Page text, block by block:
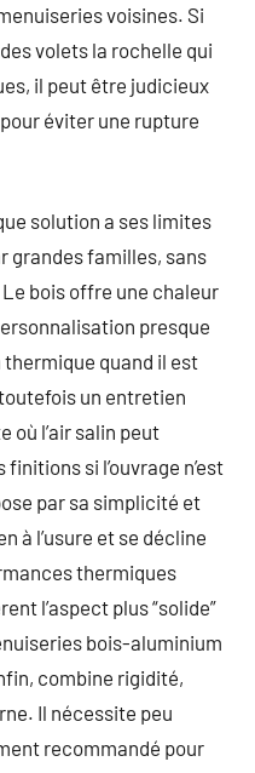
voisines. Si
volets la rochelle qui
il peut être judicieux
éviter une rupture
solution a ses limites
grandes familles, sans
bois offre une chaleur
presque
quand il est
un entretien
où l’air salin peut
si l’ouvrage n’est
par sa simplicité et
à l’usure et se décline
thermiques
l’aspect plus “solide”
bois-aluminium
combine rigidité,
Il nécessite peu
recommandé pour